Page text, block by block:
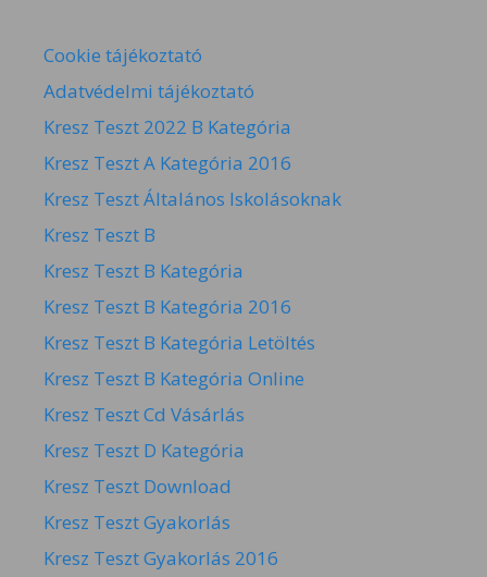
Cookie tájékoztató
Adatvédelmi tájékoztató
Kresz Teszt 2022 B Kategória
Kresz Teszt A Kategória 2016
Kresz Teszt Általános Iskolásoknak
Kresz Teszt B
Kresz Teszt B Kategória
Kresz Teszt B Kategória 2016
Kresz Teszt B Kategória Letöltés
Kresz Teszt B Kategória Online
Kresz Teszt Cd Vásárlás
Kresz Teszt D Kategória
Kresz Teszt Download
Kresz Teszt Gyakorlás
Kresz Teszt Gyakorlás 2016